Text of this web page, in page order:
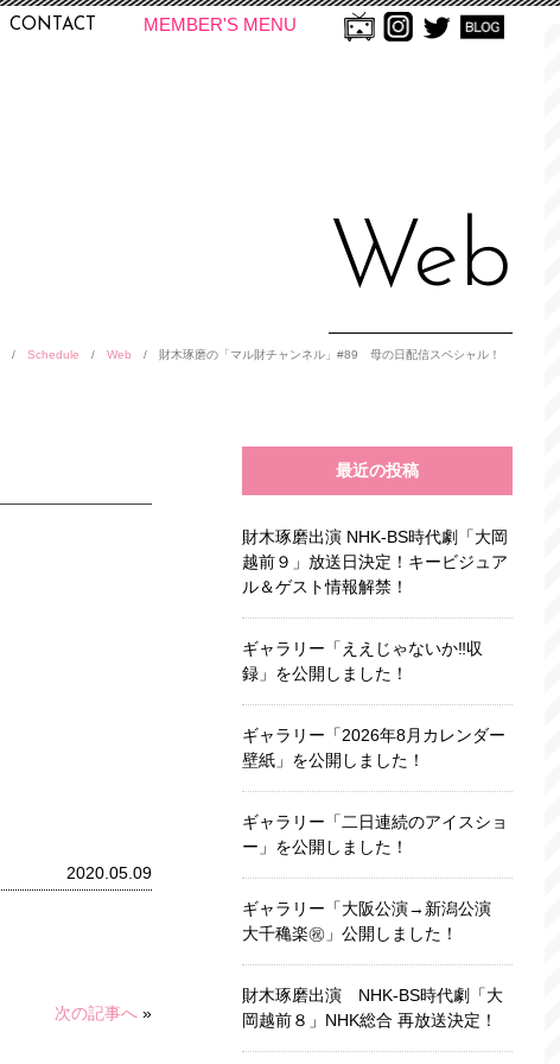
CONTACT MEMBER'S MENU
Web
/ Schedule / Web / 財木琢磨の「マル財チャンネル」#89 母の日配信スペシャル！
2020.05.09
次の記事へ »
最近の投稿
財木琢磨出演 NHK-BS時代劇「大岡
越前９」放送日決定！キービジュア
ル＆ゲスト情報解禁！
ギャラリー「ええじゃないか‼収
録」を公開しました！
ギャラリー「2026年8月カレンダー
壁紙」を公開しました！
ギャラリー「二日連続のアイスショ
ー」を公開しました！
ギャラリー「大阪公演→新潟公演
大千穐楽㊗️」公開しました！
財木琢磨出演 NHK-BS時代劇「大
岡越前８」NHK総合 再放送決定！